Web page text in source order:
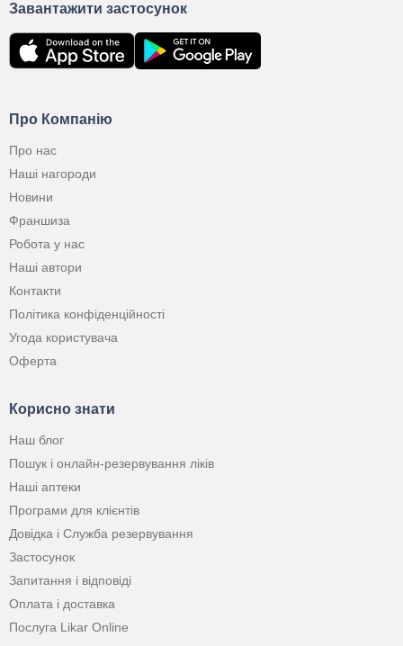
Про Компанію
Про нас
Наші нагороди
Новини
Франшиза
Робота у нас
Наші автори
Контакти
Політика конфіденційності
Угода користувача
Оферта
Корисно знати
Наш блог
Пошук і онлайн-резервування ліків
Наші аптеки
Програми для клієнтів
Довідка і Служба резервування
Застосунок
Запитання і відповіді
Оплата і доставка
Послуга Likar Online
Завантажити застосунок